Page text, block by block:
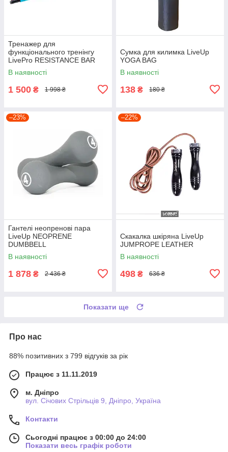
Тренажер для
функціонального тренінгу
LivePro RESISTANCE BAR
SET
В наявності
1 500 ₴ 1 998 ₴
Сумка для килимка LiveUp
YOGA BAG
В наявності
138 ₴ 180 ₴
–23%
Гантелі неопренові пара
LiveUp NEOPRENE
DUMBBELL
В наявності
1 878 ₴ 2 436 ₴
–22%
Скакалка шкіряна LiveUp
JUMPROPE LEATHER
В наявності
498 ₴ 636 ₴
Показати ще
Про нас
88% позитивних з 799 відгуків за рік
Працює з 11.11.2019
м. Дніпро
вул. Січових Стрільців 9, Дніпро, Україна
Контакти
Сьогодні працює з 00:00 до 24:00
Показати весь графік роботи